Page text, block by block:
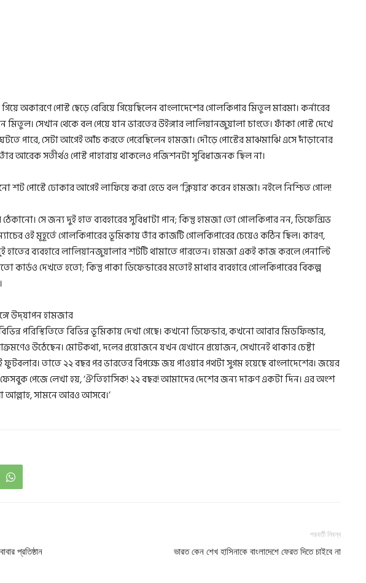
অকারণে পোস্ট ছেড়ে বেরিয়ে গিয়েছিলেন বাংলাদেশের গোলকিপার মিতুল মারমা। কর্নারের
মিতুল। সেখান থেকে বল পেয়ে যান ভারতের উইঙ্গার লালিয়ানজুয়ালা চাংতে। ফাঁকা পোস্ট দেখে
পারে, সেটা আগেই আঁচ করতে পেরেছিলেন হামজা। দৌড়ে পোস্টের মাঝমাঝি এসে দাঁড়ানোর
আরেক সতীর্থও পোস্ট পাহারায় থাকলেও পজিশনটা সুবিধাজনক ছিল না।
শট পোস্টে ঢোকার আগেই লাফিয়ে করা হেডে বল ‘ক্লিয়ার’ করেন হামজা। নইলে নিশ্চিত গোল!
সে জন্য দুই হাত ব্যবহারের সুবিধাটা পান; কিন্তু হামজা তো গোলকিপার নন, ডিফেন্সিভ
ওই মূহূর্তে গোলকিপারের ভূমিকায় তাঁর কাজটি গোলকিপারের চেয়েও কঠিন ছিল। কারণ,
হাতের ব্যবহারে লালিয়ানজুয়ালার শটটি থামাতে পারতেন। হামজা একই কাজ করলে পেনাল্টি
কার্ডও দেখতে হতো; কিন্তু পাকা ডিফেন্ডারের মতোই মাথার ব্যবহারে গোলকিপারের বিকল্প
পরিস্থিতিতে বিভিন্ন ভূমিকায় দেখা গেছে। কখনো ডিফেন্ডার, কখনো আবার মিডফিল্ডার,
উঠেছেন। মোটকথা, দলের প্রয়োজনে যখন যেখানে প্রয়োজন, সেখানেই থাকার চেষ্টা
ফুটবলার। তাতে ২২ বছর পর ভারতের বিপক্ষে জয় পাওয়ার পথটা সুগম হয়েছে বাংলাদেশের। জয়ের
পেজে লেখা হয়, ‘ঐতিহাসিক! ২২ বছর! আমাদের দেশের জন্য দারুণ একটা দিন। এর অংশ
আল্লাহ, সামনে আরও আসবে।’
প্রতিষ্ঠান
পরবর্তী নিবন্ধ
ভারত কেন শেখ হাসিনাকে বাংলাদেশে ফেরত দিতে চাইবে না